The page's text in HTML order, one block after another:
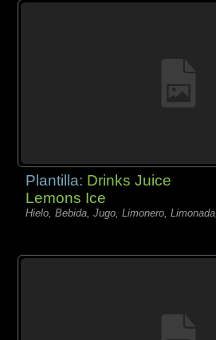
Plantilla: Drinks Juice
Lemons Ice
Hielo, Bebida, Jugo, Limonero, Limonada,